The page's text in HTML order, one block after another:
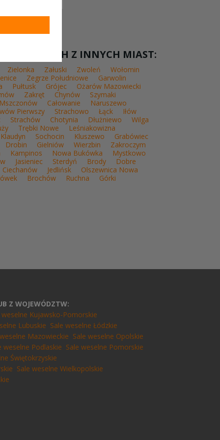
WESELNYCH Z INNYCH MIAST:
Zielonka Załuski Zwoleń
Wołomin
Zegrze Południowe
Garwolin
Pułtusk Grójec
Ożarów Mazowiecki
Zakręt Chynów
Szymaki
Mszczonów Całowanie
Naruszewo
Pierwszy Strachowo Łąck
Iłów
Strachów Chotynia Dłużniewo
Wilga
Trębki Nowe
Leśniakowizna
Klaudyn Sochocin Kluszewo
Grabówiec
Drobin Gielniów Wierzbin
Zakroczym
Kampinos Nowa Bukówka
Mystkowo
Jasieniec Sterdyń Brody
Dobre
Ciechanów Jedlińsk
Olszewnica Nowa
Brochów Ruchna
Górki
Z WOJEWÓDZTW:
weselne Kujawsko-Pomorskie
Lubuskie Sale weselne Łódzkie
Mazowieckie Sale weselne Opolskie
weselne Podlaskie Sale weselne Pomorskie
Świętokrzyskie
Sale weselne Wielkopolskie